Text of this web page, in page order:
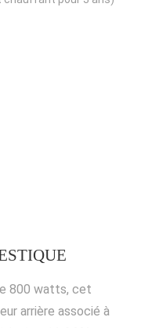
800 watts, cet
arrière associé à